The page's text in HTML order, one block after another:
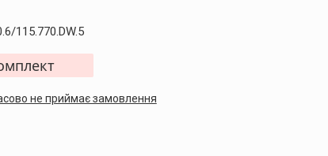
115.770.DW.5
не приймає замовлення